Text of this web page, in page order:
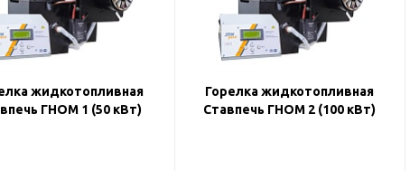
жидкотопливная
ГНОМ 1 (50 кВт)
Горелка жидкотопливная
Ставпечь ГНОМ 2 (100 кВт)